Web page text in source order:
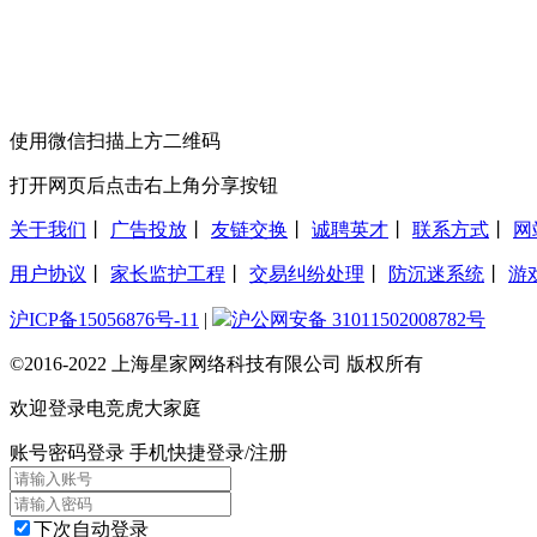
使用微信扫描上方二维码
打开网页后点击右上角分享按钮
关于我们 广告投放 友链交换 诚聘英才 联系方式 网
用户协议 家长监护工程 交易纠纷处理 防沉迷系统 游
沪ICP备15056876号-11 | 沪公网安备 31011502008782号
©2016-2022 上海星家网络科技有限公司 版权所有
欢迎登录电竞虎大家庭
账号密码登录 手机快捷登录/注册
下次自动登录